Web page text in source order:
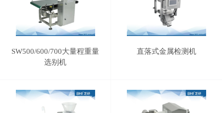
SW500/600/700大量程重量
选别机
直落式金属检测机